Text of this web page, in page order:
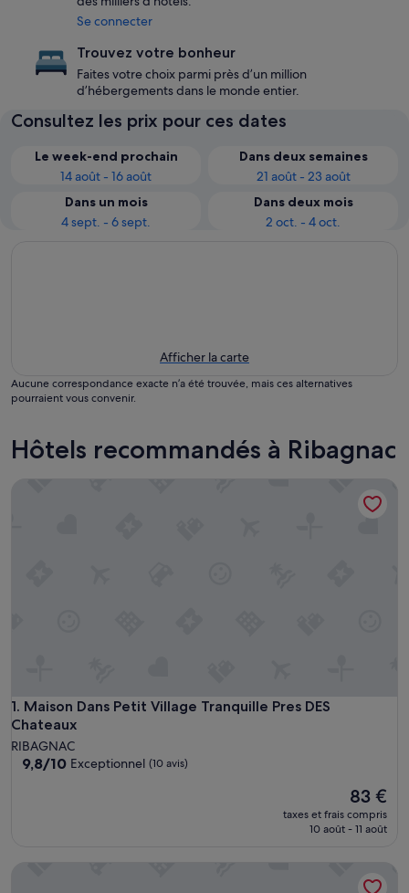
Se connecter
Trouvez votre bonheur
Faites votre choix parmi près d’un million
d’hébergements dans le monde entier.
Consultez les prix pour ces dates
Le week-end prochain
14 août - 16 août
Dans deux semaines
21 août - 23 août
Dans un mois
4 sept. - 6 sept.
Dans deux mois
2 oct. - 4 oct.
Afficher la carte
Aucune correspondance exacte n’a été trouvée, mais ces alternatives
pourraient vous convenir.
Hôtels recommandés à Ribagnac
1. Maison Dans Petit Village Tranquille Pres DES
Chateaux
Maison Dans Petit Village Tranquille Pres DES Chateaux
RIBAGNAC
9.8
9,8/10 Exceptionnel (10 avis)
Le
nouveau
prix
83 €
taxes et frais compris
10 août - 11 août
Pech Chabrol : gîte familial avec piscine et vue sur les vignes